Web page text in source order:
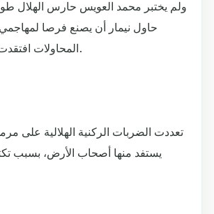
ولم يختبر محمد العويس حارس الهلال
حاول نيمار أن يصنع فرصا
المحاولات افتقدت اللمسة الأخيرة.
تعددت الضربات الركنية الهلالية على
يستفد منها أصحاب الأرض، بسبب